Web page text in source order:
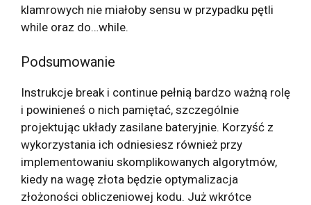
klamrowych nie miałoby sensu w przypadku pętli
while oraz do…while.
Podsumowanie
Instrukcje break i continue pełnią bardzo ważną rolę
i powinieneś o nich pamiętać, szczególnie
projektując układy zasilane bateryjnie. Korzyść z
wykorzystania ich odniesiesz również przy
implementowaniu skomplikowanych algorytmów,
kiedy na wagę złota będzie optymalizacja
złożoności obliczeniowej kodu. Już wkrótce